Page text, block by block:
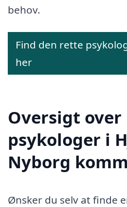
behov.
Find den rette
her
Oversigt over
psykologer i
Nyborg
Ønsker du selv at finde